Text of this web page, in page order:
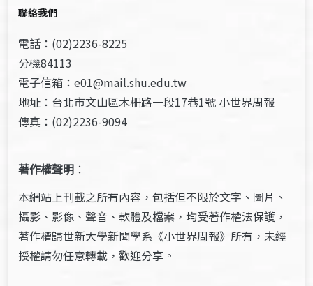
聯絡我們
電話：(02)2236-8225
分機84113
電子信箱：e01@mail.shu.edu.tw
地址：台北市文山區木柵路一段17巷1號 小世界周報
傳真：(02)2236-9094
著作權聲明 ：
本網站上刊載之所有內容，包括但不限於文字、圖片、
攝影、影像、聲音、軟體及檔案，均受著作權法保護，
著作權歸世新大學新聞學系《小世界周報》所有，未經
授權請勿任意轉載，歡迎分享。